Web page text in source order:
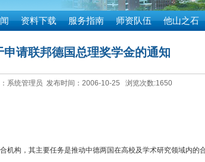
资料下载 服务指南 师资队伍 他山之石
申请联邦德国总理奖学金的通知
系统管理员 发布时间：2006-10-25 浏览次数:1650
构，其主要任务是推动中德两国在高校及学术研究领域内的